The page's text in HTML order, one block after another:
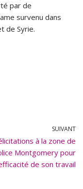
par de
survenu dans
de Syrie.
SUIVANT
à la zone de
Montgomery pour
de son travail